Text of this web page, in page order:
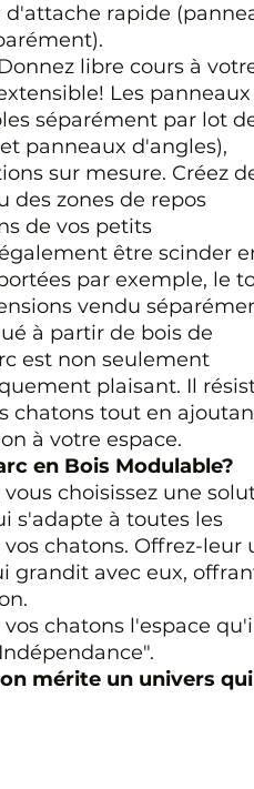
rapide
Donnez libre cours à
Les panneaux
séparément par lot
panneaux d'angles),
sur mesure. Créez
des zones de repos
de vos petits
être scinder
par exemple, le
vendu
à partir de bois de
est non seulement
plaisant. Il
chatons tout en
à votre espace.
en Bois Modulable?
choisissez une
s'adapte à toutes les
chatons. Offrez-leur
grandit avec eux,
chatons l'espace
mérite un univers qui